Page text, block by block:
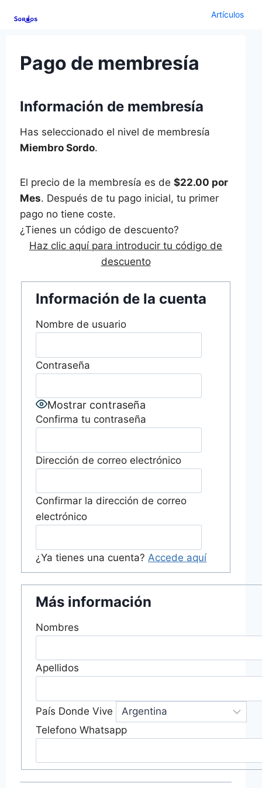
Artículos
Pago de membresía
Información de membresía
Has seleccionado el nivel de membresía
Miembro Sordo.
El precio de la membresía es de $22.00 por
Mes. Después de tu pago inicial, tu primer
pago no tiene coste.
¿Tienes un código de descuento?
Haz clic aquí para introducir tu código de
descuento
Información de la cuenta
Nombre de usuario
Contraseña
Mostrar contraseña
Confirma tu contraseña
Dirección de correo electrónico
Confirmar la dirección de correo
electrónico
¿Ya tienes una cuenta? Accede aquí
Más información
Nombres
Apellidos
País Donde Vive
Telefono Whatsapp